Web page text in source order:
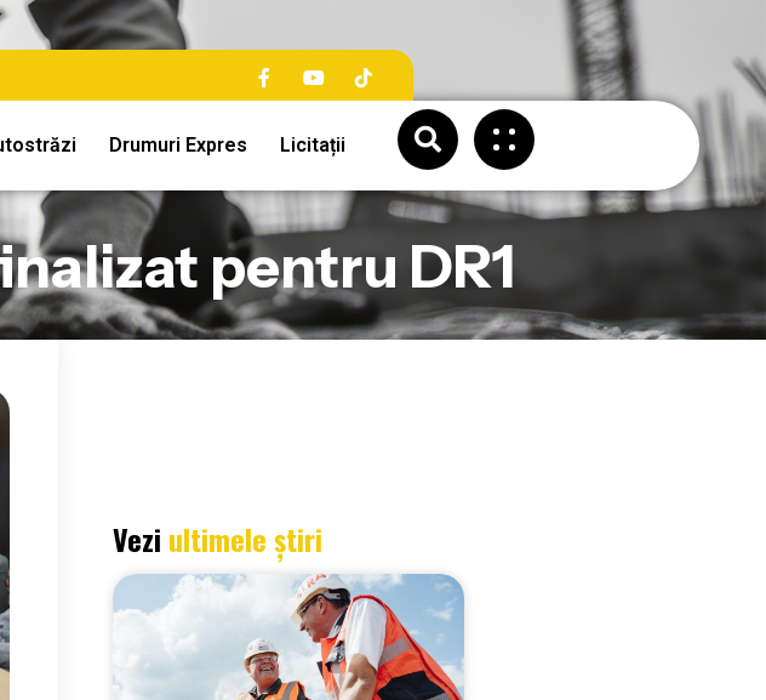
Drumuri Expres Licitații
pentru DR1
Vezi ultimele știri